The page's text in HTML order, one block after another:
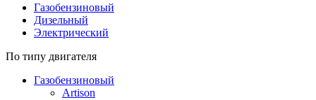
Газобензиновый
Дизельный
Электрический
По типу двигателя
Газобензиновый
Artison